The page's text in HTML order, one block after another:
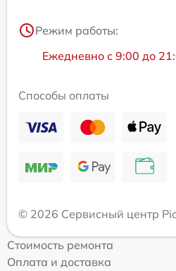
Режим работы:
Ежедневно с 9:00 до
Способы оплаты
© 2026 Сервисный центр
Стоимость ремонта
Оплата и доставка